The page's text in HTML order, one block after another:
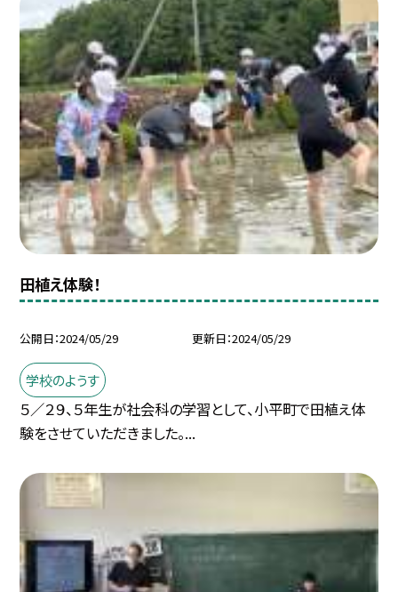
田植え体験！
公開日 2024/05/29 更新日 2024/05/29
学校のようす
５／２９、５年生が社会科の学習として、小平町で田植え体
験をさせていただきました。...